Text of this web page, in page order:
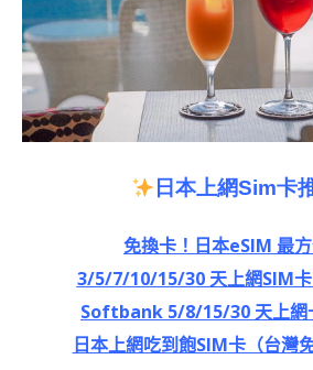
日本上網Sim卡
免換卡！日本eSIM 最
3/5/7/10/15/30 天上網SIM
Softbank 5/8/15/30 天上網
日本上網吃到飽SIM卡（台灣